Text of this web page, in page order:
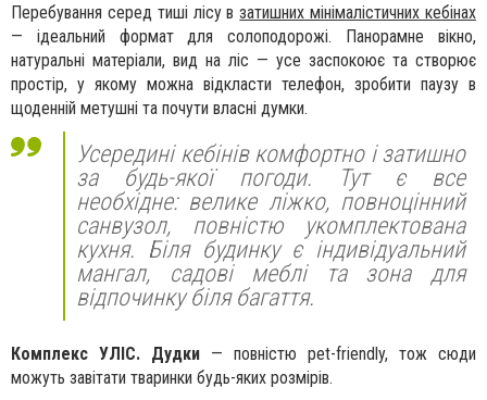
Перебування серед тиші лісу взатишних мінімалістичних кебінах
— ідеальний формат для солоподорожі. Панорамне вікно,
натуральні матеріали, вид на ліс — усе заспокоює та створює
простір, у якому можна відкласти телефон, зробити паузу в
щоденній метушні та почути власні думки.
Усередині кебінів комфортно і затишно
за будь-якої погоди. Тут є все
необхідне: велике ліжко, повноцінний
санвузол, повністю укомплектована
кухня. Біля будинку є індивідуальний
мангал, садові меблі та зона для
відпочинку біля багаття.
Комплекс УЛІС. Дудки — повністю pet-friendly, тож сюди
можуть завітати тваринки будь-яких розмірів.